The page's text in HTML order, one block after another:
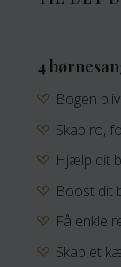
4
Bogen
Skab ro,
Hjælp dit
Boost dit
Få enkle
Skab et